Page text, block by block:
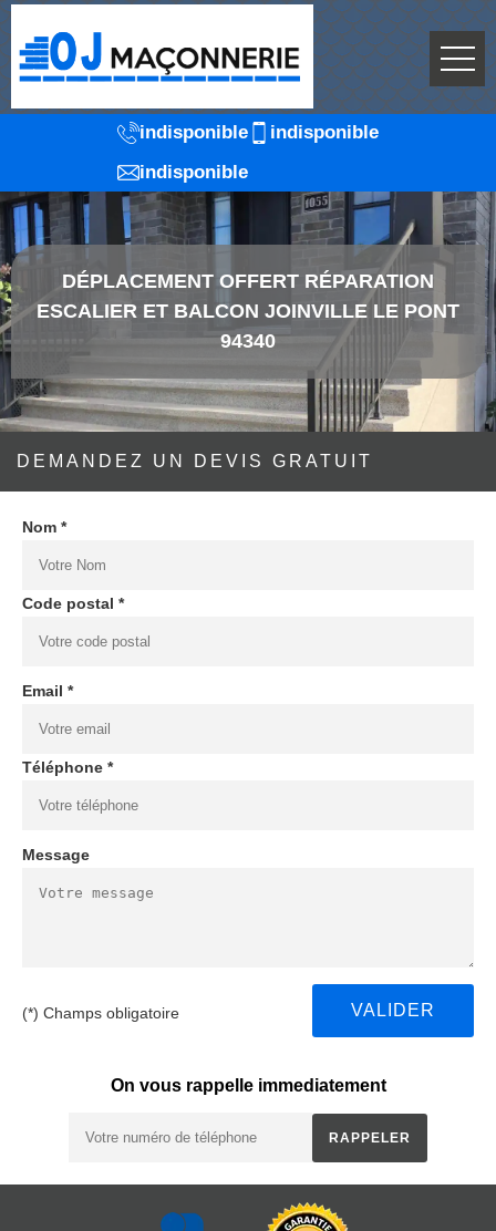
indisponible
indisponible
indisponible
DÉPLACEMENT OFFERT RÉPARATION
ESCALIER ET BALCON JOINVILLE LE PONT
94340
DEMANDEZ UN DEVIS GRATUIT
Nom *
Code postal *
Email *
Téléphone *
Message
(*) Champs obligatoire
On vous rappelle immediatement